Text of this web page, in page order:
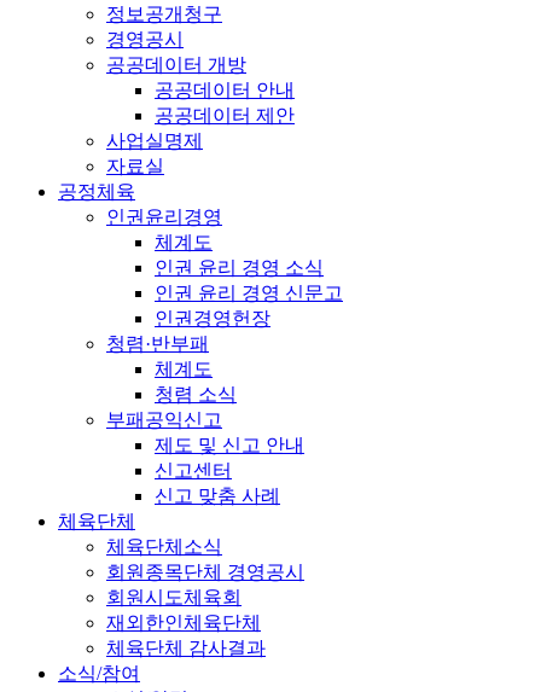
정보공개청구
경영공시
공공데이터 개방
공공데이터 안내
공공데이터 제안
사업실명제
자료실
공정체육
인권윤리경영
체계도
인권 윤리 경영 소식
인권 윤리 경영 신문고
인권경영헌장
청렴·반부패
체계도
청렴 소식
부패공익신고
제도 및 신고 안내
신고센터
신고 맞춤 사례
체육단체
체육단체소식
회원종목단체 경영공시
회원시도체육회
재외한인체육단체
체육단체 감사결과
소식/참여